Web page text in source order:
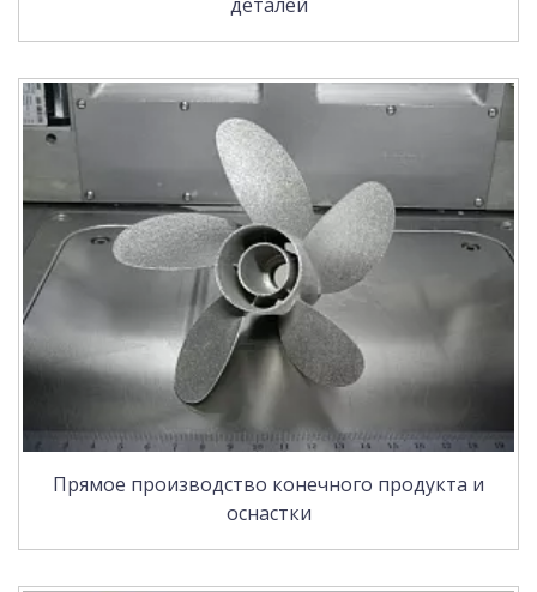
Прямое производство конечного продукта и
оснастки